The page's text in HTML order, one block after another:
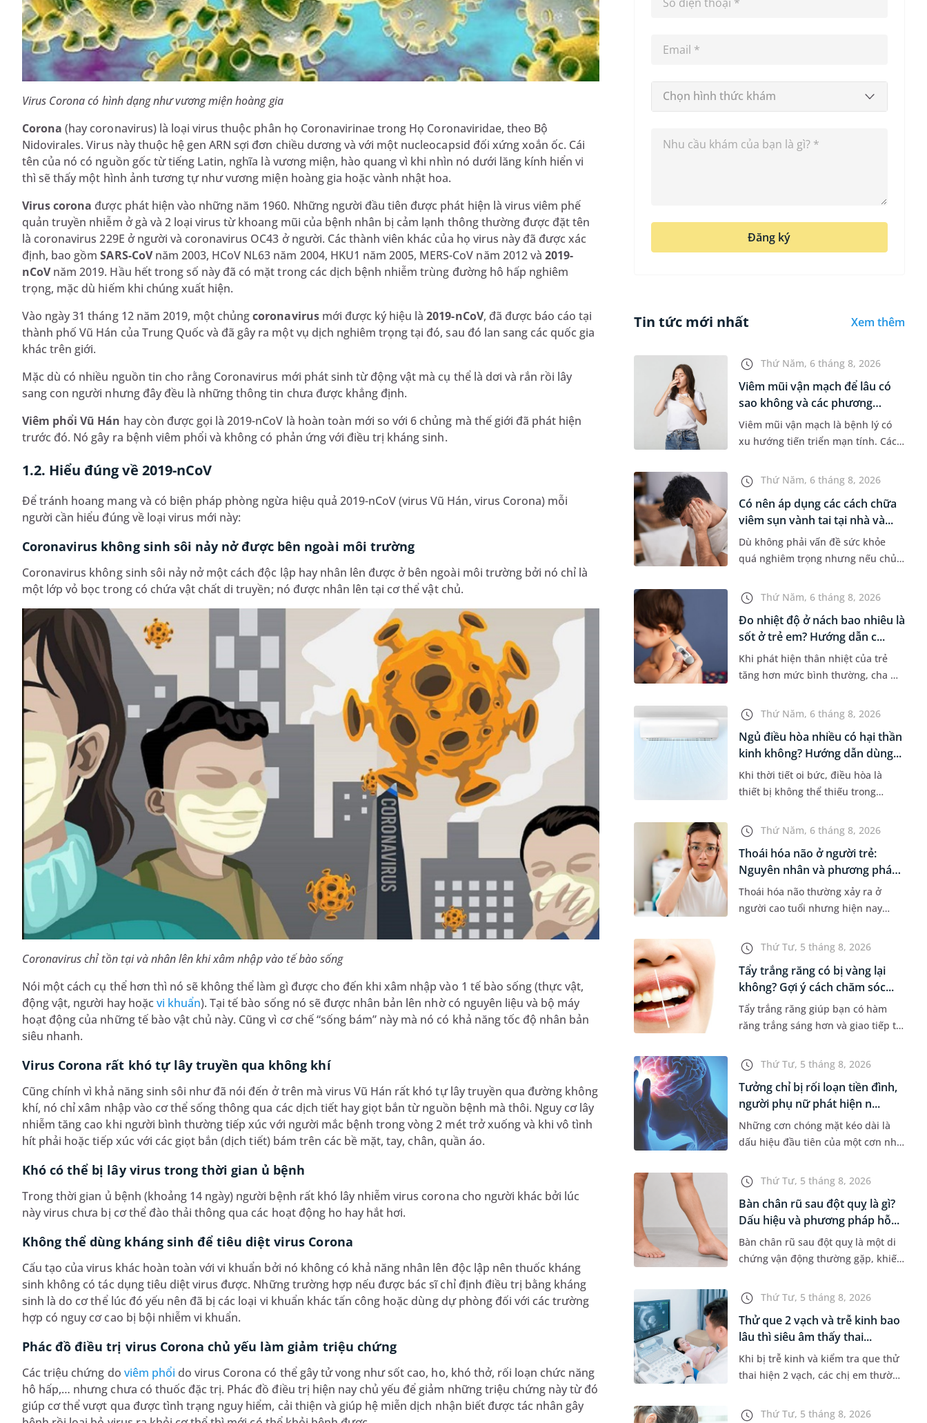
Virus Corona có hình dạng như vương miện hoàng gia
Corona (hay coronavirus) là loại virus thuộc phân họ Coronavirinae trong Họ Coronaviridae, theo Bộ
Nidovirales. Virus này thuộc hệ gen ARN sợi đơn chiều dương và với một nucleocapsid đối xứng xoắn ốc. Cái
tên của nó có nguồn gốc từ tiếng Latin, nghĩa là vương miện, hào quang vì khi nhìn nó dưới lăng kính hiển vi
thì sẽ thấy một hình ảnh tương tự như vương miện hoàng gia hoặc vành nhật hoa.
Virus corona được phát hiện vào những năm 1960. Những người đầu tiên được phát hiện là virus viêm phế
quản truyền nhiễm ở gà và 2 loại virus từ khoang mũi của bệnh nhân bị cảm lạnh thông thường được đặt tên
là coronavirus 229E ở người và coronavirus OC43 ở người. Các thành viên khác của họ virus này đã được xác
định, bao gồmSARS-CoVnăm 2003, HCoV NL63 năm 2004, HKU1 năm 2005, MERS-CoV năm 2012 và 2019-
nCoVnăm 2019. Hầu hết trong số này đã có mặt trong các dịch bệnh nhiễm trùng đường hô hấp nghiêm
trọng, mặc dù hiếm khi chúng xuất hiện.
Vào ngày 31 tháng 12 năm 2019, một chủngcoronavirus mới được ký hiệu là2019-nCoV, đã được báo cáo tại
thành phố Vũ Hán của Trung Quốc và đã gây ra một vụ dịch nghiêm trọng tại đó, sau đó lan sang các quốc gia
khác trên giới.
Mặc dù có nhiều nguồn tin cho rằng Coronavirus mới phát sinh từ động vật mà cụ thể là dơi và rắn rồi lây
sang con người nhưng đây đều là những thông tin chưa được khẳng định.
Viêm phổi Vũ Hán hay còn được gọi là 2019-nCoV là hoàn toàn mới so với 6 chủng mà thế giới đã phát hiện
trước đó. Nó gây ra bệnh viêm phổi và không có phản ứng với điều trị kháng sinh.
1.2. Hiểu đúng về 2019-nCoV
Để tránh hoang mang và có biện pháp phòng ngừa hiệu quả 2019-nCoV (virus Vũ Hán, virus Corona) mỗi
người cần hiểu đúng về loại virus mới này:
Coronavirus không sinh sôi nảy nở được bên ngoài môi trường
Coronavirus không sinh sôi nảy nở một cách độc lập hay nhân lên được ở bên ngoài môi trường bởi nó chỉ là
một lớp vỏ bọc trong có chứa vật chất di truyền; nó được nhân lên tại cơ thể vật chủ.
Coronavirus chỉ tồn tại và nhân lên khi xâm nhập vào tế bào sống
Nói một cách cụ thể hơn thì nó sẽ không thể làm gì được cho đến khi xâm nhập vào 1 tế bào sống (thực vật,
động vật, người hay hoặc vi khuẩn). Tại tế bào sống nó sẽ được nhân bản lên nhờ có nguyên liệu và bộ máy
hoạt động của những tế bào vật chủ này. Cũng vì cơ chế “sống bám” này mà nó có khả năng tốc độ nhân bản
siêu nhanh.
Virus Corona rất khó tự lây truyền qua không khí
Cũng chính vì khả năng sinh sôi như đã nói đến ở trên mà virus Vũ Hán rất khó tự lây truyền qua đường không
khí, nó chỉ xâm nhập vào cơ thể sống thông qua các dịch tiết hay giọt bắn từ nguồn bệnh mà thôi. Nguy cơ lây
nhiễm tăng cao khi người bình thường tiếp xúc với người mắc bệnh trong vòng 2 mét trở xuống và khi vô tình
hít phải hoặc tiếp xúc với các giọt bắn (dịch tiết) bám trên các bề mặt, tay, chân, quần áo.
Khó có thể bị lây virus trong thời gian ủ bệnh
Trong thời gian ủ bệnh (khoảng 14 ngày) người bệnh rất khó lây nhiễm virus corona cho người khác bởi lúc
này virus chưa bị cơ thể đào thải thông qua các hoạt động ho hay hắt hơi.
Không thể dùng kháng sinh để tiêu diệt virus Corona
Cấu tạo của virus khác hoàn toàn với vi khuẩn bởi nó không có khả năng nhân lên độc lập nên thuốc kháng
sinh không có tác dụng tiêu diệt virus được. Những trường hợp nếu được bác sĩ chỉ định điều trị bằng kháng
sinh là do cơ thể lúc đó yếu nên đã bị các loại vi khuẩn khác tấn công hoặc dùng dự phòng đối với các trường
hợp có nguy cơ cao bị bội nhiễm vi khuẩn.
Phác đồ điều trị virus Corona chủ yếu làm giảm triệu chứng
Các triệu chứng do viêm phổi do virus Corona có thể gây tử vong như sốt cao, ho, khó thở, rối loạn chức năng
hô hấp,… nhưng chưa có thuốc đặc trị. Phác đồ điều trị hiện nay chủ yếu để giảm những triệu chứng này từ đó
giúp cơ thể vượt qua được tình trạng nguy hiểm, cải thiện và giúp hệ miễn dịch nhận biết được tác nhân gây
Chọn hình thức khám
Đăng ký
Tin tức mới nhất Xem thêm
Thứ Năm, 6 tháng 8, 2026
Viêm mũi vận mạch để lâu có
sao không và các phương
pháp...
Viêm mũi vận mạch là bệnh lý có
xu hướng tiến triển mạn tính. Các
nước mũi thường xuyên khiến
người bệnh khó chịu. Tuy nhiên,...
Thứ Năm, 6 tháng 8, 2026
Có nên áp dụng các cách chữa
viêm sụn vành tai tại nhà và...
Dù không phải vấn đề sức khỏe
quá nghiêm trọng nhưng nếu chủ
bệnh có thể phải đối mặt với một
số biến chứng. Nếu chưa xuất hiệ...
Thứ Năm, 6 tháng 8, 2026
Đo nhiệt độ ở nách bao nhiêu là
sốt ở trẻ em? Hướng dẫn c...
Khi phát hiện thân nhiệt của trẻ
tăng hơn mức bình thường, cha mẹ
Tuy nhiên, không phải ai cũng biết
đo nhiệt độ ở nách bao...
Thứ Năm, 6 tháng 8, 2026
Ngủ điều hòa nhiều có hại thần
kinh không? Hướng dẫn dùng...
Khi thời tiết oi bức, điều hòa là
thiết bị không thể thiếu trong
người lo ngại rằng việc ngủ trong
phòng điều hòa mỗi đêm có...
Thứ Năm, 6 tháng 8, 2026
Thoái hóa não ở người trẻ:
Nguyên nhân và phương pháp
điề...
Thoái hóa não thường xảy ra ở
người cao tuổi nhưng hiện nay
tố như căng thẳng kéo dài, lối sống
thiếu lành mạnh, bệnh lý th...
Thứ Tư, 5 tháng 8, 2026
Tẩy trắng răng có bị vàng lại
không? Gợi ý cách chăm sóc...
Tẩy trắng răng giúp bạn có hàm
răng trắng sáng hơn và giao tiếp tự
băn khoăn về tình trạng răng bị
vàng ố, xỉn màu sau kh...
Thứ Tư, 5 tháng 8, 2026
Tưởng chỉ bị rối loạn tiền đình,
người phụ nữ phát hiện n...
Những cơn chóng mặt kéo dài là
dấu hiệu đầu tiên của một cơn nhồi
hề hay biết. Tại BVĐK MEDLATEC,
chiến lược chẩn đoán chính...
Thứ Tư, 5 tháng 8, 2026
Bàn chân rũ sau đột quỵ là gì?
Dấu hiệu và phương pháp hỗ...
Bàn chân rũ sau đột quỵ là một di
chứng vận động thường gặp, khiến
đi lại, làm tăng nguy cơ vấp ngã và
ảnh hưởng đến khả năn...
Thứ Tư, 5 tháng 8, 2026
Thử que 2 vạch và trễ kinh bao
lâu thì siêu âm thấy thai...
Khi bị trễ kinh và kiểm tra que thử
thai hiện 2 vạch, các chị em thường
để được nhìn thấy thai nhi. Nhưng
Thứ Tư, 5 tháng 8, 2026